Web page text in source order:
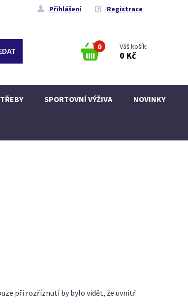
Přihlášení Registrace
0 Váš košík:
0 Kč
SPORTOVNÍ VÝŽIVA NOVINKY
při rozříznutí by bylo vidět, že uvnitř